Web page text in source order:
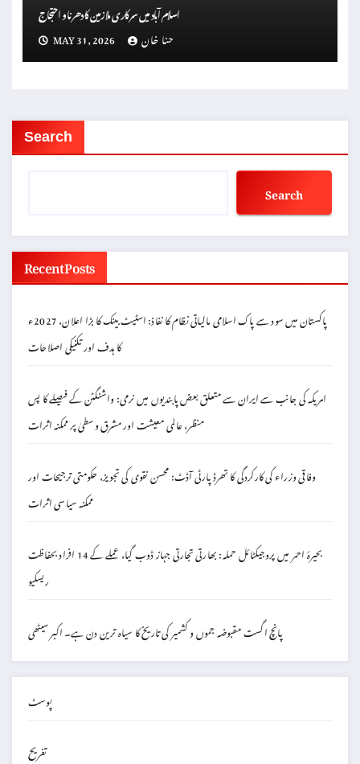
اسلام آباد میں سرکاری ملازمین کا دھرنا و احتجاج
MAY 31, 2026
حنا خان
Search
Search
Recent Posts
پاکستان میں سود سے پاک اسلامی مالیاتی نظام کا نفاذ: اسٹیٹ بینک کا بڑا اعلان، 2027ء
کا ہدف اور تکنیکی اصلاحات
امریکہ کی جانب سے ایران سے متعلق بعض پابندیوں میں نرمی: واشنگٹن کے فیصلے کا پس
منظر، عالمی معیشت اور مشرق وسطیٰ پر ممکنہ اثرات
وفاقی وزراء کی کارکردگی کا تھرڈ پارٹی آڈٹ: محسن نقوی کی تجویز، حکومتی ترجیحات اور
ممکنہ سیاسی اثرات
بحیرۂ احمر میں پروجیکٹائل حملہ: بھارتی تجارتی جہاز ڈوب گیا، عملے کے 14 افراد بحفاظت
ریسکیو
پانچ اگست مقبوضہ جموں و کشمیر کی تاریخ کا سیاہ ترین دن ہے۔ اکبر سیٹھی
پوسٹ
تفریح